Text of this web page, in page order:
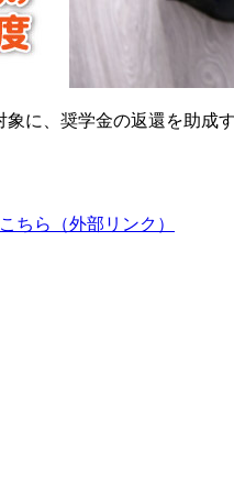
に、奨学金の返還を助成
ちら（外部リンク）